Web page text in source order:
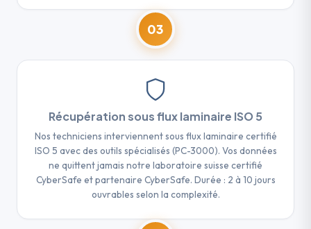
03
Récupération sous flux laminaire ISO 5
Nos techniciens interviennent sous flux laminaire certifié
ISO 5 avec des outils spécialisés (PC-3000). Vos données
ne quittent jamais notre laboratoire suisse certifié
CyberSafe et partenaire CyberSafe. Durée : 2 à 10 jours
ouvrables selon la complexité.